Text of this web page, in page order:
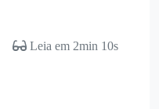
Leia em 2min 10s